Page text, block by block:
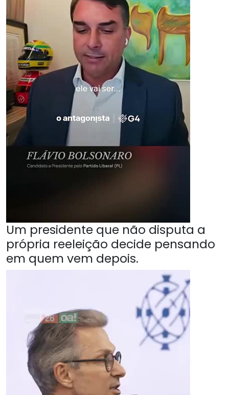
Um presidente que não disputa a
própria reeleição decide pensando
em quem vem depois.